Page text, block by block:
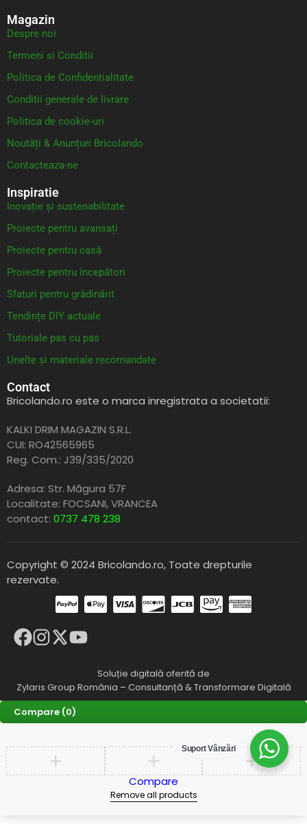
Magazin
Despre noi
Termeni si Conditii
Politica de Confidentialitate
Conditii generale de livrare
Politica de cookie-uri
Noutăți & Anunțuri Bricolando
Contacteaza-ne
Inspiratie
Inovație și sustenabilitate
Proiecte pentru avansați
Proiecte pentru casă
Proiecte pentru începători
Sfaturi pentru grădinărit
Tendințe DIY actuale
Tutoriale pas cu pas
Unelte și materiale recomandate
Contact
Bricolando.ro este o marca inregistrata a societatii:
KALKI DRIM MAGAZIN S.R.L.
CUI: RO42565965
Reg. Com.: J39/335/2020
Adresa: Str. Măgura 57F
Localitate: FOCSANI,VRANCEA
contact: 0737 478 238
Copyright © 2024 Bricolando.ro, Toate drepturile
rezervate.
Soluție digitală oferită de
Zylaris Group România – Consultanță & Transformare Digitală
Suport Vânzări
Compare (0)
Compare
Remove all products